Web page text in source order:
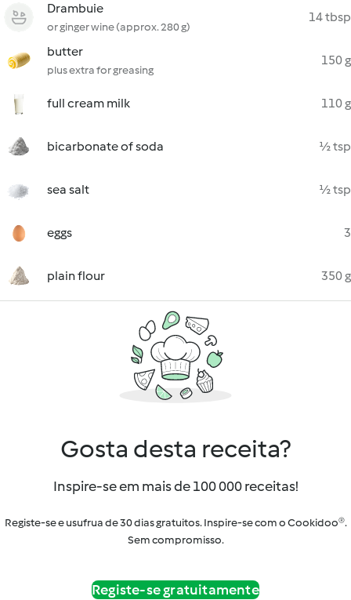
Drambuie
or ginger wine (approx. 280 g)
14 tbsp
butter
plus extra for greasing
150 g
full cream milk 110 g
bicarbonate of soda ½ tsp
sea salt ½ tsp
eggs 3
plain flour 350 g
Gosta desta receita?
Inspire-se em mais de 100 000 receitas!
Registe-se e usufrua de 30 dias gratuitos. Inspire-se com o Cookidoo®.
Sem compromisso.
Registe-se gratuitamente